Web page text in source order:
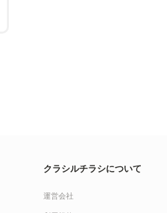
クラシルチラシについて
運営会社